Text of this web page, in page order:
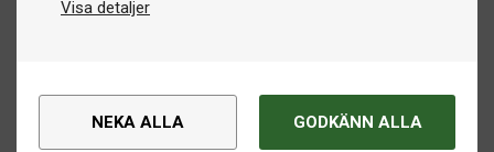
Visa detaljer
NEKA ALLA GODKÄNN ALLA